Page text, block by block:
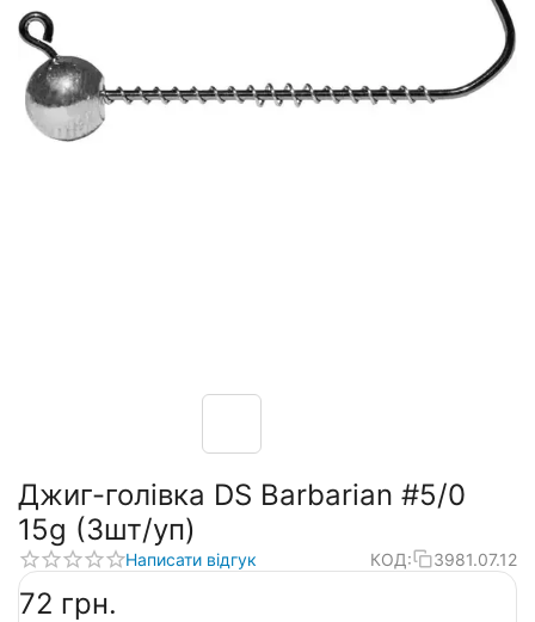
Джиг-голівка DS Barbarian #5/0
15g (3шт/уп)
Написати відгук КОД: 3981.07.12
‍72‍ грн.